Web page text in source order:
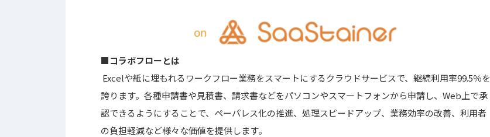
■コラボフローとは
Excelや紙に埋もれるワークフロー業務をスマートにするクラウドサービスで、継続利用率99.5％を
誇ります。各種申請書や見積書、請求書などをパソコンやスマートフォンから申請し、Web上で承
認できるようにすることで、ペーパレス化の推進、処理スピードアップ、業務効率の改善、利用者
の負担軽減など様々な価値を提供します。